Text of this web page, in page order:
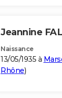
Jeannine
Naissance
13/05/1935 à
Rhône)